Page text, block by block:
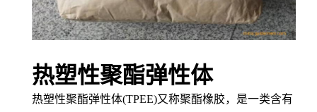
热塑性聚酯弹性体
热塑性聚酯弹性体(TPEE)又称聚酯橡胶，是一类含有